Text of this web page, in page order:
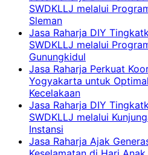
SWDKLLJ melalui
Sleman
Jasa Raharja DIY
SWDKLLJ melalui
Gunungkidul
Jasa Raharja Perkuat
Yogyakarta untuk
Kecelakaan
Jasa Raharja DIY
SWDKLLJ melalui
Instansi
Jasa Raharja Ajak